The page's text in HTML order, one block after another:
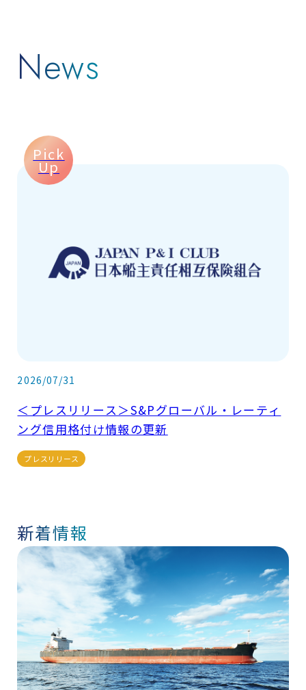
News
Pick
Up
2026/07/31
＜プレスリリース＞S&Pグローバル・レーティ
ング信用格付け情報の更新
プレスリリース
新着情報